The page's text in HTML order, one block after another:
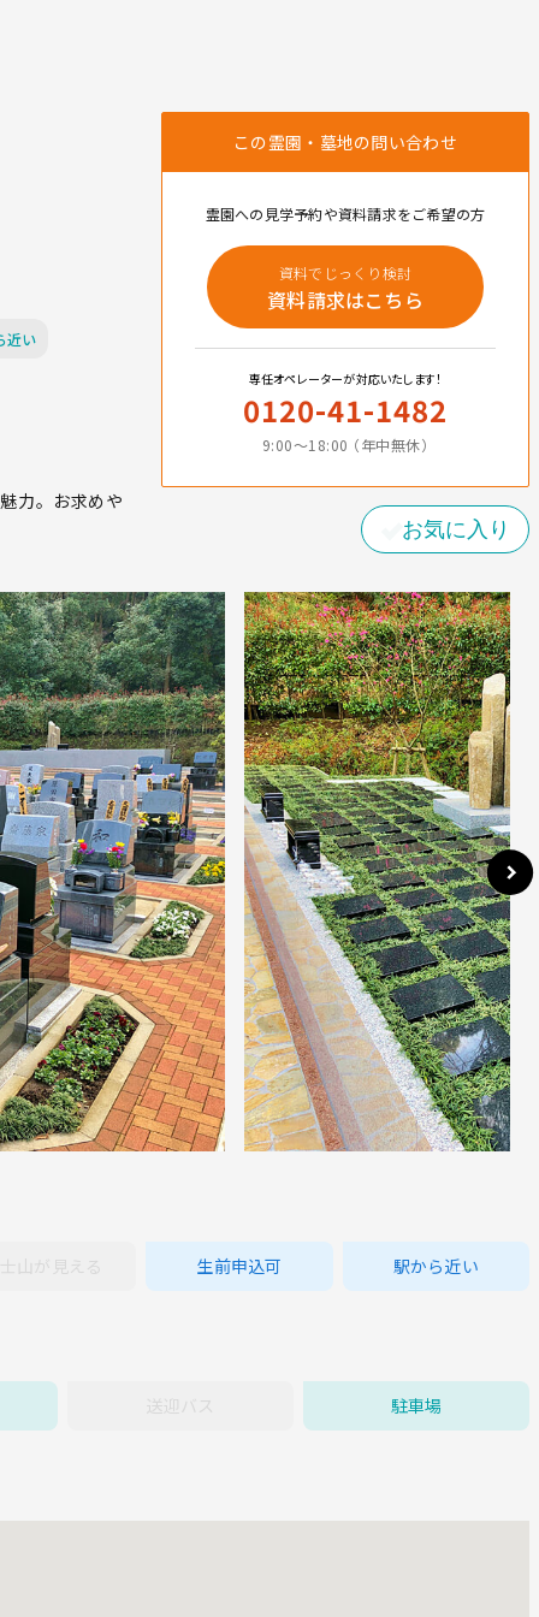
近い
力。お求めや
この霊園・墓地の問い合わせ
霊園への見学予約や資料請求をご希望の方
資料でじっくり検討
資料請求はこちら
専任オペレーターが対応いたします！
0120-41-1482
9:00〜18:00 （年中無休）
お気に入り
生前申込可 駅から近い
駐車場